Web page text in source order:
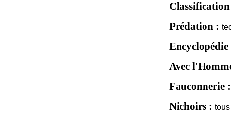
Classification
Prédation :
Encyclopédie
Avec
Fauconnerie :
Nichoirs :